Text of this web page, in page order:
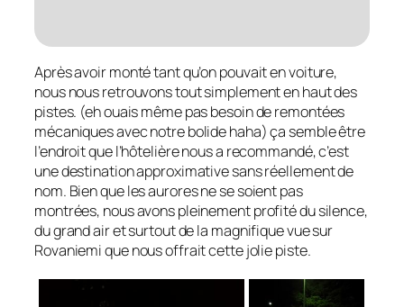
Après avoir monté tant qu’on pouvait en voiture,
nous nous retrouvons tout simplement en haut des
pistes. (eh ouais même pas besoin de remontées
mécaniques avec notre bolide haha) ça semble être
l’endroit que l’hôtelière nous a recommandé, c’est
une destination approximative sans réellement de
nom. Bien que les aurores ne se soient pas
montrées, nous avons pleinement profité du silence,
du grand air et surtout de la magnifique vue sur
Rovaniemi que nous offrait cette jolie piste.